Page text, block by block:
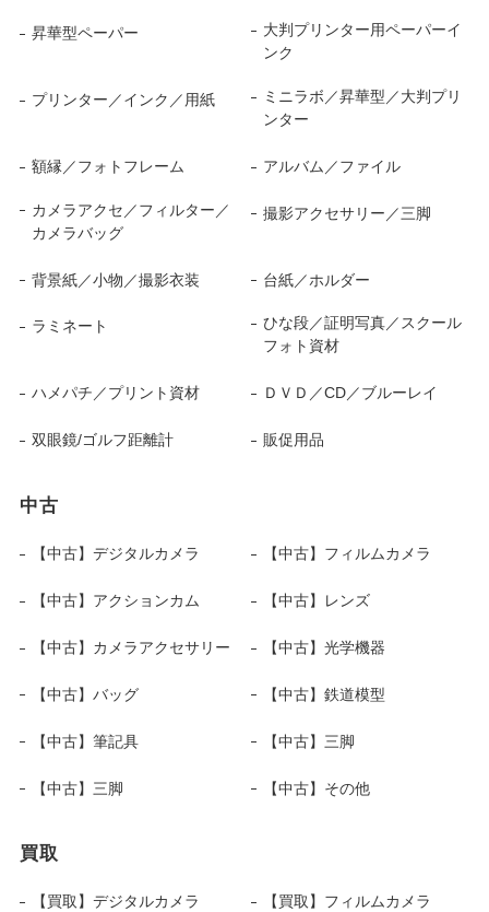
昇華型ペーパー
大判プリンター用ペーパーイ
ンク
プリンター／インク／用紙
ミニラボ／昇華型／大判プリ
ンター
額縁／フォトフレーム アルバム／ファイル
カメラアクセ／フィルター／
カメラバッグ
撮影アクセサリー／三脚
背景紙／小物／撮影衣装 台紙／ホルダー
ラミネート
ひな段／証明写真／スクール
フォト資材
ハメパチ／プリント資材 ＤＶＤ／CD／ブルーレイ
双眼鏡/ゴルフ距離計 販促用品
中古
【中古】デジタルカメラ 【中古】フィルムカメラ
【中古】アクションカム 【中古】レンズ
【中古】カメラアクセサリー 【中古】光学機器
【中古】バッグ 【中古】鉄道模型
【中古】筆記具 【中古】三脚
【中古】三脚 【中古】その他
買取
【買取】デジタルカメラ 【買取】フィルムカメラ